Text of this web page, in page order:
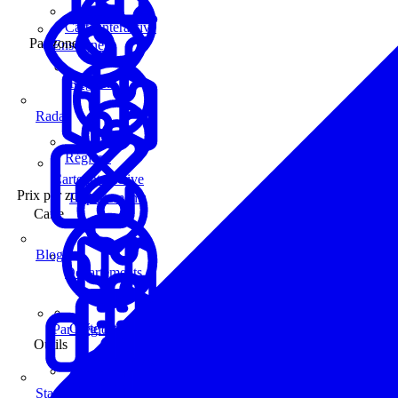
Enseignes
Carte interactive
Prix par zone
Par Région
Régions
Départements
Carte
Carte interactive
Outils
Carte interactive
Par zone
Régions
Départements
Radar
Blog
Statistiques